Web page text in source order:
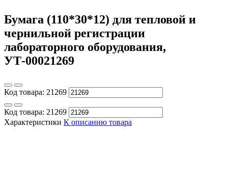
Бумага (110*30*12) для тепловой и
чернильной регистрации
лабораторного оборудования,
УТ-00021269
Код товара: 21269
Код товара: 21269
Характеристики К описанию товара